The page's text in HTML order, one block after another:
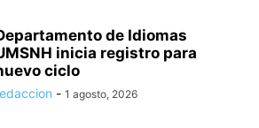
de Idiomas
inicia registro para
ciclo
- 1 agosto, 2026